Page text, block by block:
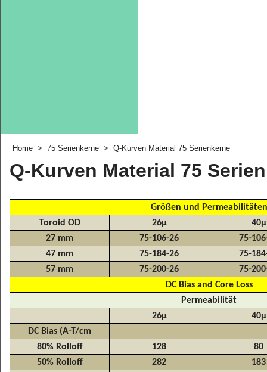
Home > 75 Serienkerne > Q-Kurven Material 75 Serienkerne
Q-Kurven Material 75
Größen und Permeabilitäten
Toroid OD
26µ 40µ
27 mm
75-106-26
75-
47 mm
75-184-26
75-
57 mm
75-200-26
75-
DC Bias and Core Loss
Permeabilität
26µ 40µ
DC Bias (A-T/cm
80% Rolloff
128
80
50% Rolloff
282
183